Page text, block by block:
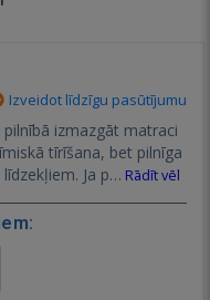
Izveidot līdzīgu pasūtījumu
izmazgāt matraci
tīrīšana, bet pilnīga
Ja p… Rādīt vēl